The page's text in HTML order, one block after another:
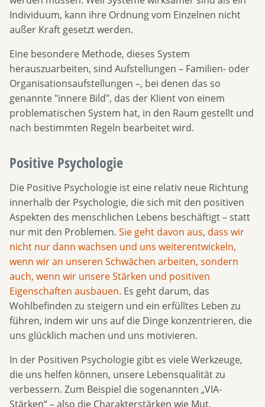
Individuum, kann ihre Ordnung vom Einzelnen nicht
außer Kraft gesetzt werden.
Eine besondere Methode, dieses System
herauszuarbeiten, sind Aufstellungen – Familien- oder
Organisationsaufstellungen –, bei denen das so
genannte "innere Bild", das der Klient von einem
problematischen System hat, in den Raum gestellt und
nach bestimmten Regeln bearbeitet wird.
Positive Psychologie
Die Positive Psychologie ist eine relativ neue Richtung
innerhalb der Psychologie, die sich mit den positiven
Aspekten des menschlichen Lebens beschäftigt – statt
nur mit den Problemen. Sie geht davon aus, dass wir
nicht nur dann wachsen und uns weiterentwickeln,
wenn wir an unseren Schwächen arbeiten, sondern
auch, wenn wir unsere Stärken und positiven
Eigenschaften ausbauen. Es geht darum, das
Wohlbefinden zu steigern und ein erfülltes Leben zu
führen, indem wir uns auf die Dinge konzentrieren, die
uns glücklich machen und uns motivieren.
In der Positiven Psychologie gibt es viele Werkzeuge,
die uns helfen können, unsere Lebensqualität zu
verbessern. Zum Beispiel die sogenannten „VIA-
Stärken“ – also die Charakterstärken wie Mut,